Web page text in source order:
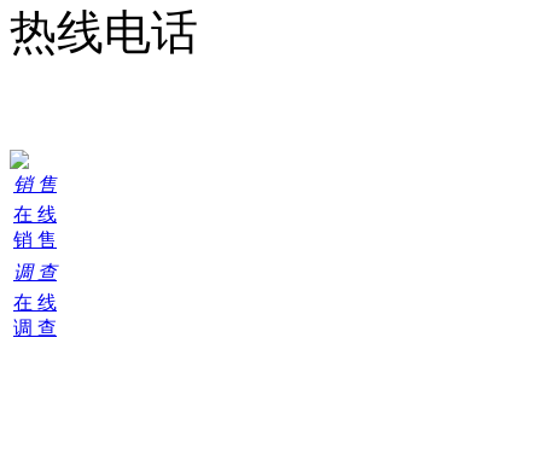
热线电话
销 售
在 线
销 售
调 查
在 线
调 查